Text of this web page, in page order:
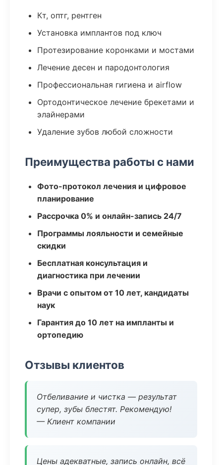
Кт, оптг, рентген
Установка имплантов под ключ
Протезирование коронками и мостами
Лечение десен и пародонтология
Профессиональная гигиена и airflow
Ортодонтическое лечение брекетами и
элайнерами
Удаление зубов любой сложности
Преимущества работы с нами
Фото-протокол лечения и цифровое
планирование
Рассрочка 0% и онлайн-запись 24/7
Программы лояльности и семейные
скидки
Бесплатная консультация и
диагностика при лечении
Врачи с опытом от 10 лет, кандидаты
наук
Гарантия до 10 лет на импланты и
ортопедию
Отзывы клиентов
Отбеливание и чистка — результат
супер, зубы блестят. Рекомендую!
— Клиент компании
Цены адекватные, запись онлайн, всё